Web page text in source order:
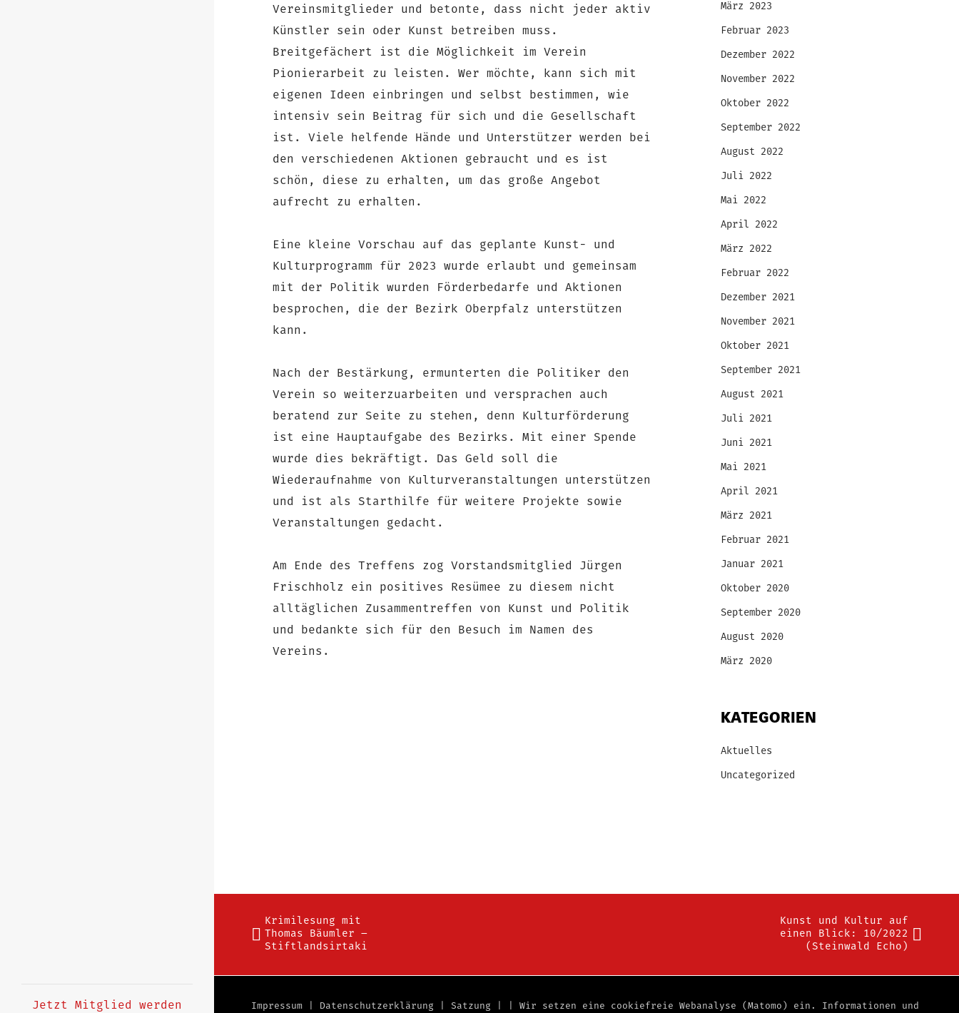
Jetzt Mitglied werden
Vereinsmitglieder und betonte, dass nicht jeder aktiv
Künstler sein oder Kunst betreiben muss.
Breitgefächert ist die Möglichkeit im Verein
Pionierarbeit zu leisten. Wer möchte, kann sich mit
eigenen Ideen einbringen und selbst bestimmen, wie
intensiv sein Beitrag für sich und die Gesellschaft
ist. Viele helfende Hände und Unterstützer werden bei
den verschiedenen Aktionen gebraucht und es ist
schön, diese zu erhalten, um das große Angebot
aufrecht zu erhalten.
Eine kleine Vorschau auf das geplante Kunst- und
Kulturprogramm für 2023 wurde erlaubt und gemeinsam
mit der Politik wurden Förderbedarfe und Aktionen
besprochen, die der Bezirk Oberpfalz unterstützen
kann.
Nach der Bestärkung, ermunterten die Politiker den
Verein so weiterzuarbeiten und versprachen auch
beratend zur Seite zu stehen, denn Kulturförderung
ist eine Hauptaufgabe des Bezirks. Mit einer Spende
wurde dies bekräftigt. Das Geld soll die
Wiederaufnahme von Kulturveranstaltungen unterstützen
und ist als Starthilfe für weitere Projekte sowie
Veranstaltungen gedacht.
Am Ende des Treffens zog Vorstandsmitglied Jürgen
Frischholz ein positives Resümee zu diesem nicht
alltäglichen Zusammentreffen von Kunst und Politik
und bedankte sich für den Besuch im Namen des
Vereins.
März 2023
Februar 2023
Dezember 2022
November 2022
Oktober 2022
September 2022
August 2022
Juli 2022
Mai 2022
April 2022
März 2022
Februar 2022
Dezember 2021
November 2021
Oktober 2021
September 2021
August 2021
Juli 2021
Juni 2021
Mai 2021
April 2021
März 2021
Februar 2021
Januar 2021
Oktober 2020
September 2020
August 2020
März 2020
KATEGORIEN
Aktuelles
Uncategorized
Krimilesung mit
Thomas Bäumler –
Stiftlandsirtaki
Kunst und Kultur auf
einen Blick: 10/2022
(Steinwald Echo)
Impressum Datenschutzerklärung |Satzung |Wir setzen eine cookiefreie Webanalyse (Matomo) ein. Informationen und